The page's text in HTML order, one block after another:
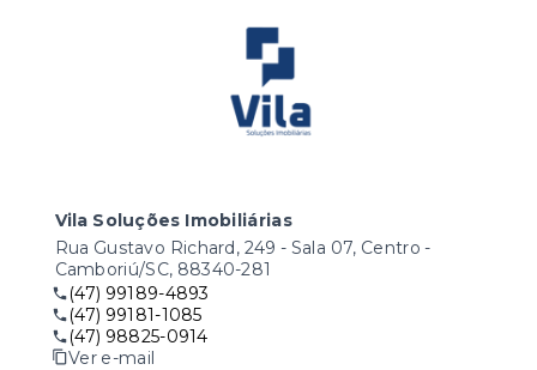
Vila Soluções Imobiliárias
Rua Gustavo Richard, 249 - Sala 07, Centro -
Camboriú/SC, 88340-281
(47) 99189-4893
(47) 99181-1085
(47) 98825-0914
Ver e-mail